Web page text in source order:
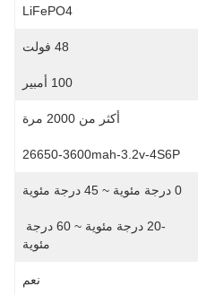
LiFePO4
48 فولت
100 أمبير
أكثر من 2000 مرة
26650-3600mah-3.2v-4S6P
0 درجة مئوية ~ 45 درجة مئوية
مئوية
نعم